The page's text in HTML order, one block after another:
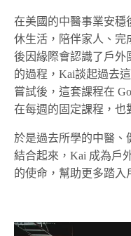
在美國的中醫事業安穩
休生活，陪伴家人、完
後因緣際會認識了戶外
的過程，Kai談起過去
嘗試後，這套課程在
在每週的固定課程，也
於是過去所學的中醫、
結合起來，Kai 成為戶
的使命，幫助更多踏入